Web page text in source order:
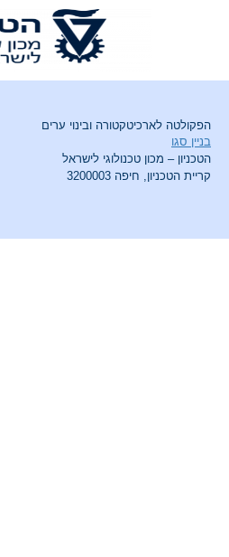
הפקולטה לארכיטקטורה ובינוי ערים
בניין סגו
הטכניון – מכון טכנולוגי לישראל
קריית הטכניון, חיפה 3200003